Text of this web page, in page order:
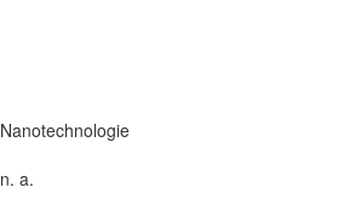
Nanotechnologie
n. a.